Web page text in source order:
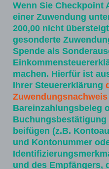
Wenn Sie Checkpoint
einer Zuwendung
200,00 nicht
gesonderte
Spende als
machen. Hierfür ist
Ihrer Steuererklärung
Zuwendungsnachweis
Bareinzahlungsbeleg
beifügen (z.B.
und Kontonummer
und des Empfängers,